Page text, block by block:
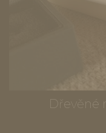
Dřevěné